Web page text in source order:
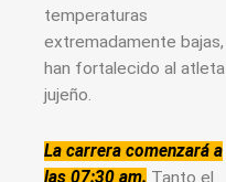
temperaturas
extremadamente bajas,
han fortalecido al atleta
jujeño.
La carrera comenzará a
las 07:30 am. Tanto el